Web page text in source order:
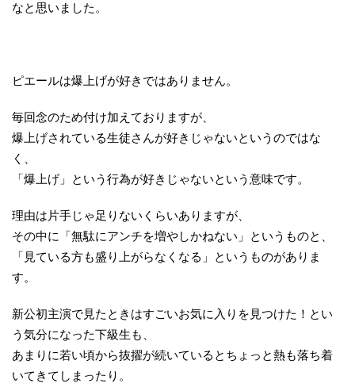
なと思いました。
ピエールは爆上げが好きではありません。
毎回念のため付け加えておりますが、
爆上げされている生徒さんが好きじゃないというのではな
く、
「爆上げ」という行為が好きじゃないという意味です。
理由は片手じゃ足りないくらいありますが、
その中に「無駄にアンチを増やしかねない」というものと、
「見ている方も盛り上がらなくなる」というものがありま
す。
新公初主演で見たときはすごいお気に入りを見つけた！とい
う気分になった下級生も、
あまりに若い頃から抜擢が続いているとちょっと熱も落ち着
いてきてしまったり。